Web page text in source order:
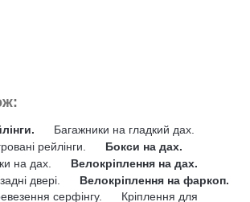
Багажники на гладкий дах.
рейлінги.
Бокси на дах.
на дах.
Велокріплення на дах.
двері.
Велокріплення на фаркоп.
серфінгу.
Кріплення для